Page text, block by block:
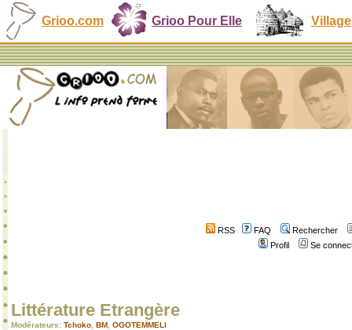
Grioo.com Grioo Pour Elle Village
RSS FAQ
Rechercher
Profil
Se
Littérature Etrangère
Modérateurs: Tchoko BM OGOTEMMELI